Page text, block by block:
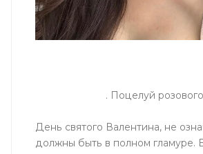
. Поцелуй розового
День святого Валентина, не
должны быть в полном гламуре.